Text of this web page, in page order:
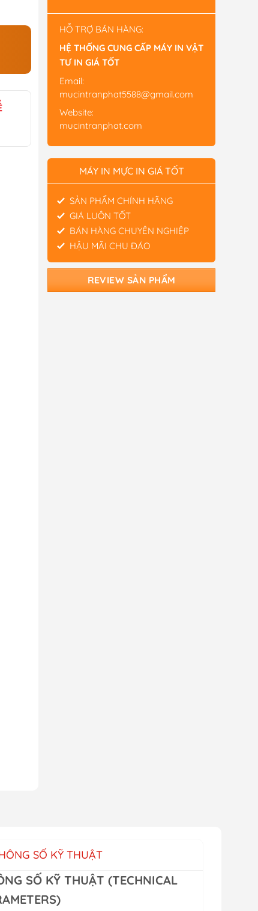
HỖ TRỢ BÁN HÀNG:
HỆ THỐNG CUNG CẤP MÁY IN VẬT
TƯ IN GIÁ TỐT
Email:
mucintranphat5588@gmail.com
Website:
mucintranphat.com
MÁY IN MỰC IN GIÁ TỐT
SẢN PHẨM CHÍNH HÃNG
GIÁ LUÔN TỐT
BÁN HÀNG CHUYÊN NGHIỆP
HẬU MÃI CHU ĐÁO
REVIEW SẢN PHẨM
SỐ KỸ THUẬT
SỐ KỸ THUẬT (TECHNICAL